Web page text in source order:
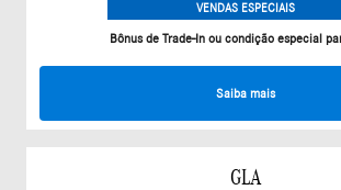
VENDAS ESPECIAIS
Bônus de Trade-In ou condição especial
Saiba mais
GLA